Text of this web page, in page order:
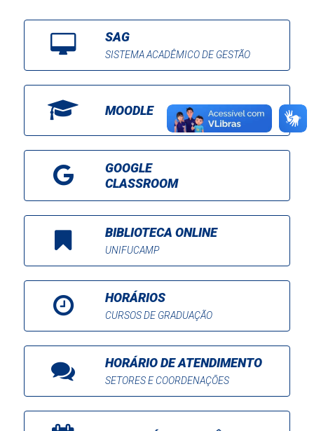
SAG
SISTEMA ACADÊMICO DE GESTÃO
MOODLE
GOOGLE
CLASSROOM
BIBLIOTECA ONLINE
UNIFUCAMP
HORÁRIOS
CURSOS DE GRADUAÇÃO
HORÁRIO DE ATENDIMENTO
SETORES E COORDENAÇÕES